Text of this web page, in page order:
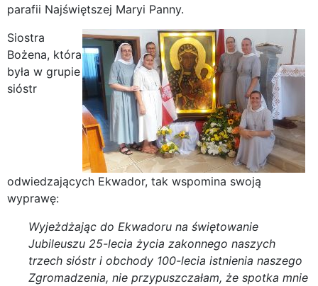
parafii Najświętszej Maryi Panny.
Siostra
Bożena, która
była w grupie
sióstr
odwiedzających Ekwador, tak wspomina swoją
wyprawę:
Wyjeżdżając do Ekwadoru na świętowanie
Jubileuszu 25-lecia życia zakonnego naszych
trzech sióstr i obchody 100-lecia istnienia naszego
Zgromadzenia, nie przypuszczałam, że spotka mnie